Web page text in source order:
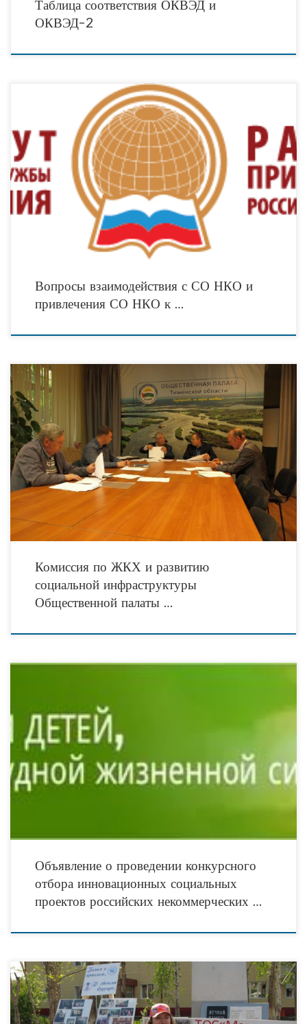
Таблица соответствия ОКВЭД и
ОКВЭД-2
Дополнительное профессиональное образование (ДПО) Государственное и
муниципальное управление (ГМУ) Программа: Вопросы взаимодействия с
социально ориентированными некоммерческими организациями и привлечения
социально ориентированных некоммерческих организаций к оказанию услуг
Вопросы взаимодействия с СО НКО и
привлечения СО НКО к …
7 июня Комиссия по ЖКХ и развитию социальной инфраструктуры
Общественной палаты Тюменской области провела свое первое заседание. В
состав Комиссии входят шесть членов региональной Общественной
Комиссия по ЖКХ и развитию
социальной инфраструктуры
Общественной палаты …
ФОНД ПОДДЕРЖКИ ДЕТЕЙ, НАХОДЯЩИХСЯ В ТРУДНОЙ ЖИЗНЕННОЙ
СИТУАЦИИ ул. Ильинка, д.21, Москва, 127994 тел./факс 8 (495)37453-06 Об
объявлении конкурсного отбора инновационных социальных проектов
государственных и
Объявление о проведении конкурсного
отбора инновационных социальных
проектов российских некоммерческих …